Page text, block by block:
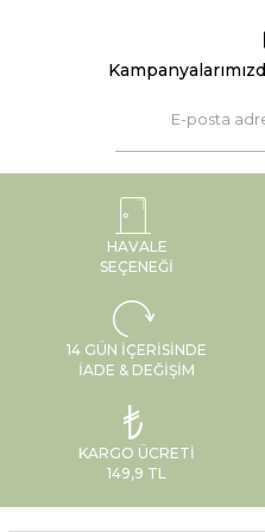
sıkılanlar için evde odak noktası
unutulmaz bir hediye seçeneğidir.
HAVALE
SEÇENEĞI
14 GÜN İÇERISINDE
İADE & DEĞIŞIM
KARGO ÜCRETI
149,9 TL